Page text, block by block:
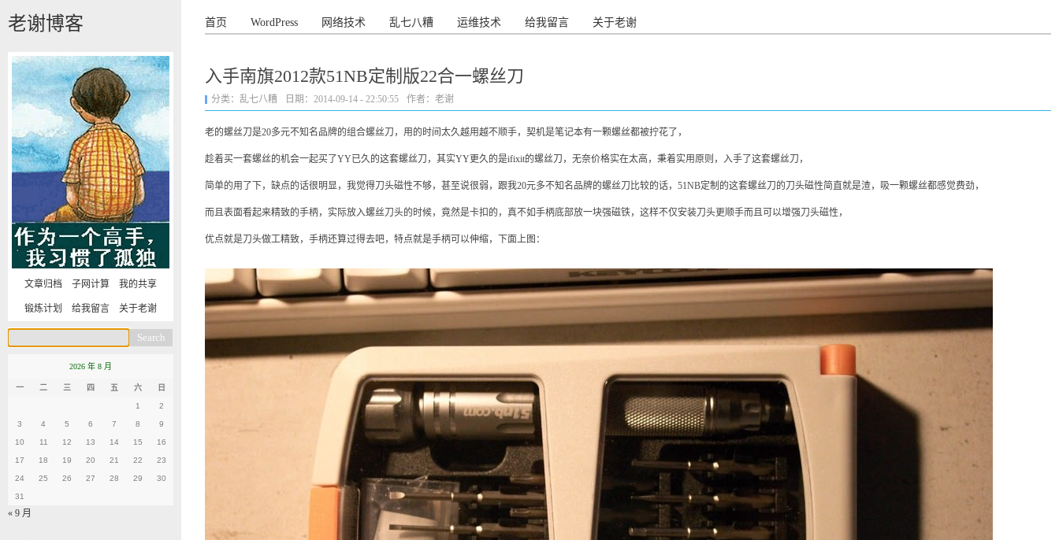
老谢博客 首页 WordPress 网络技术 乱七八糟 运维技术 给我留言 关于老谢
入手南旗2012款51NB定制版22合一螺丝刀
分类： 乱七八糟 日期：2014-09-14 - 22:50:55 作者：老谢
老的螺丝刀是20多元不知名品牌的组合螺丝刀，用的时间太久越用越不顺手，契机是笔记本有一颗螺丝都被拧花了，
趁着买一套螺丝的机会一起买了YY已久的这套螺丝刀，其实YY更久的是ifixit的螺丝刀，无奈价格实在太高，秉着实用原则，入手了这套螺丝刀，
简单的用了下，缺点的话很明显，我觉得刀头磁性不够，甚至说很弱，跟我20元多不知名品牌的螺丝刀比较的话，51NB定制的这套螺丝刀的刀头磁性简直就是渣，吸一颗螺丝都感觉费劲，
而且表面看起来精致的手柄，实际放入螺丝刀头的时候，竟然是卡扣的，真不如手柄底部放一块强磁铁，这样不仅安装刀头更顺手而且可以增强刀头磁性，
优点就是刀头做工精致，手柄还算过得去吧，特点就是手柄可以伸缩，下面上图：
文章归档 子网计算 我的共享
锻炼计划 给我留言 关于老谢
2026 年 8 月
一 二 三 四 五 六 日
1 2
3 4 5 6 7 8 9
10 11 12 13 14 15 16
17 18 19 20 21 22 23
24 25 26 27 28 29 30
31
« 9 月